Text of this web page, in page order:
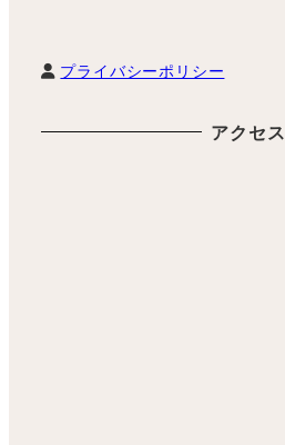
プライバシーポリシー
アクセス